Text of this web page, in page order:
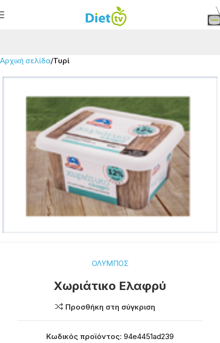
Αρχική σελίδα Τυρί
ΟΛΥΜΠΟΣ
Χωριάτικο Ελαφρύ
Προσθήκη στη σύγκριση
Κωδικός προϊόντος: 94e4451ad239